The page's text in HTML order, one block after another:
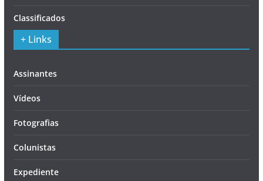
Classificados
+ Links
Assinantes
Vídeos
Fotografias
Colunistas
Expediente